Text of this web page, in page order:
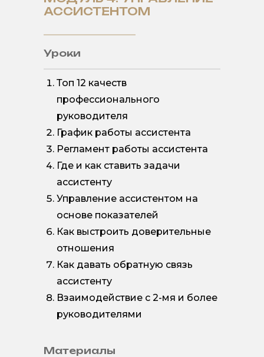
Материалы
Уроки
АССИСТЕНТОМ
Топ 12 качеств
профессионального
руководителя
График работы ассистента
Регламент работы ассистента
Где и как ставить задачи
ассистенту
Управление ассистентом на
основе показателей
Как выстроить доверительные
отношения
Как давать обратную связь
ассистенту
Взаимодействие с 2-мя и более
руководителями